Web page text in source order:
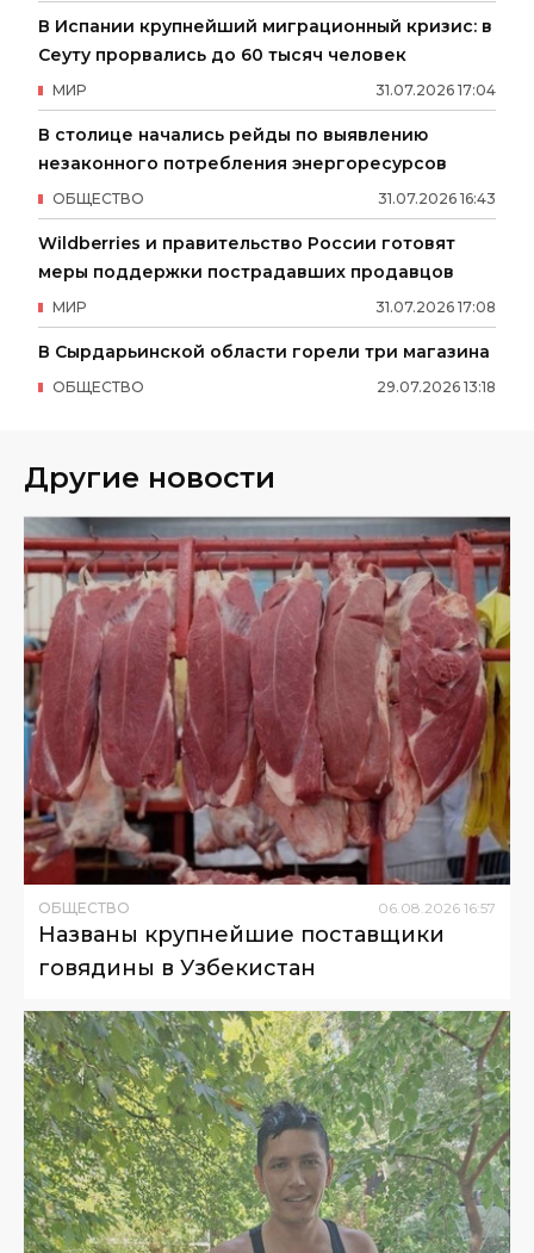
В Испании крупнейший миграционный кризис: в
Сеуту прорвались до 60 тысяч человек
31.07.2026 17:04
МИР
В столице начались рейды по выявлению
незаконного потребления энергоресурсов
31.07.2026 16:43
ОБЩЕСТВО
Wildberries и правительство России готовят
меры поддержки пострадавших продавцов
31.07.2026 17:08
МИР
В Сырдарьинской области горели три магазина
29.07.2026 13:18
ОБЩЕСТВО
Другие новости
ОБЩЕСТВО 06.08.2026 16:57
Названы крупнейшие поставщики
говядины в Узбекистан